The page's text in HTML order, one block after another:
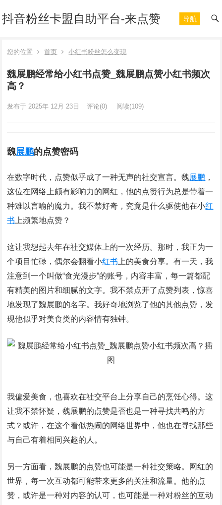
抖音粉丝卡盟自助平台-来点赞 导航
您的位置 首页 小红书粉丝怎么变现
魏展鹏经常给小红书点赞_魏展鹏点赞小红书频次
高？
发布于 2025年 12月 23日 评论(0) 阅读(109)
魏展鹏的点赞密码
在数字时代，点赞似乎成了一种无声的社交宣言。魏展鹏 ，
这位在网络上颇有影响力的网红，他的点赞行为总是带着一
种难以言喻的魔力。我不禁好奇，究竟是什么驱使他在小红
书 上频繁地点赞？
这让我想起去年在社交媒体上的一次经历。那时，我正为一
个项目忙碌，偶尔会翻看小红书 上的美食分享。有一天，我
注意到一个叫做“食光漫步”的账号，内容丰富，每一篇都配
有精美的图片和细腻的文字。我不禁点开了点赞列表，惊喜
地发现了魏展鹏的名字。我好奇地浏览了他的其他点赞，发
现他似乎对美食类的内容情有独钟。
我偏爱美食，也喜欢在社交平台上分享自己的烹饪心得。这
让我不禁怀疑，魏展鹏的点赞是否也是一种寻找共鸣的方
式？或许，在这个看似热闹的网络世界中，他也在寻找那些
与自己有着相同兴趣的人。
另一方面看，魏展鹏的点赞也可能是一种社交策略。网红的
世界，每一次互动都可能带来更多的关注和流量。他的点
赞，或许是一种对内容的认可，也可能是一种对粉丝的互动